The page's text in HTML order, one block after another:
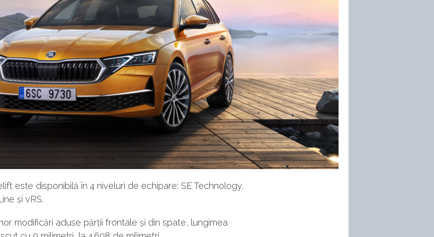
este disponibilă în 4 niveluri de echipare: SE Technology,
și vRS.
modificări aduse părții frontale și din spate, lungimea